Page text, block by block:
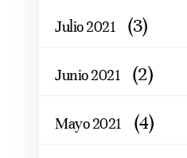
Julio 2021 (3)
Junio 2021 (2)
Mayo 2021 (4)